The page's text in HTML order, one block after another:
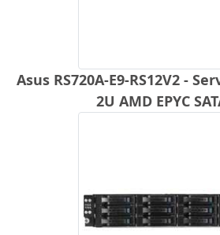
Asus RS720A-E9-RS12V2 -
2U AMD EPYC